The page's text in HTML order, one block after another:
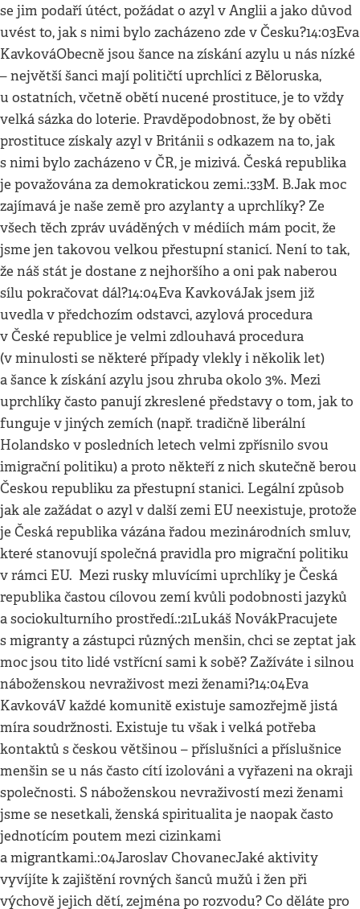
se jim podaří útéct, požádat o azyl v Anglii a jako důvod
uvést to, jak s nimi bylo zacházeno zde v Česku?14:03Eva
KavkováObecně jsou šance na získání azylu u nás nízké
– největší šanci mají političtí uprchlíci z Běloruska,
u ostatních, včetně obětí nucené prostituce, je to vždy
velká sázka do loterie. Pravděpodobnost, že by oběti
prostituce získaly azyl v Británii s odkazem na to, jak
s nimi bylo zacházeno v ČR, je mizivá. Česká republika
je považována za demokratickou zemi.:33M. B.Jak moc
zajímavá je naše země pro azylanty a uprchlíky? Ze
všech těch zpráv uváděných v médiích mám pocit, že
jsme jen takovou velkou přestupní stanicí. Není to tak,
že náš stát je dostane z nejhoršího a oni pak naberou
sílu pokračovat dál?14:04Eva KavkováJak jsem již
uvedla v předchozím odstavci, azylová procedura
v České republice je velmi zdlouhavá procedura
(v minulosti se některé případy vlekly i několik let)
a šance k získání azylu jsou zhruba okolo 3%. Mezi
uprchlíky často panují zkreslené představy o tom, jak to
funguje v jiných zemích (např. tradičně liberální
Holandsko v posledních letech velmi zpřísnilo svou
imigrační politiku) a proto někteří z nich skutečně berou
Českou republiku za přestupní stanici. Legální způsob
jak ale zažádat o azyl v další zemi EU neexistuje, protože
je Česká republika vázána řadou mezinárodních smluv,
které stanovují společná pravidla pro migrační politiku
v rámci EU. Mezi rusky mluvícími uprchlíky je Česká
republika častou cílovou zemí kvůli podobnosti jazyků
a sociokulturního prostředí.:21Lukáš NovákPracujete
s migranty a zástupci různých menšin, chci se zeptat jak
moc jsou tito lidé vstřícní sami k sobě? Zažíváte i silnou
náboženskou nevraživost mezi ženami?14:04Eva
KavkováV každé komunitě existuje samozřejmě jistá
míra soudržnosti. Existuje tu však i velká potřeba
kontaktů s českou většinou – příslušníci a příslušnice
menšin se u nás často cítí izolováni a vyřazeni na okraji
společnosti. S náboženskou nevraživostí mezi ženami
jsme se nesetkali, ženská spiritualita je naopak často
jednotícím poutem mezi cizinkami
a migrantkami.:04Jaroslav ChovanecJaké aktivity
vyvíjíte k zajištění rovných šanců mužů i žen při
výchově jejich dětí, zejména po rozvodu? Co děláte pro